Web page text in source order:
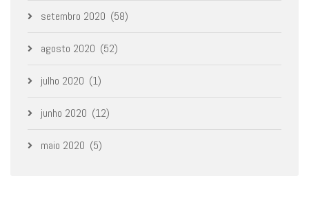
setembro 2020 (58)
agosto 2020 (52)
julho 2020 (1)
junho 2020 (12)
maio 2020 (5)